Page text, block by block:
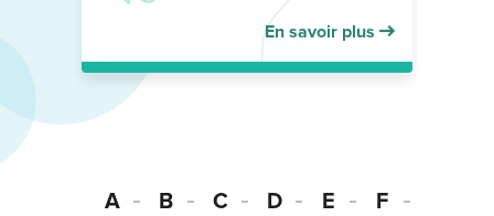
En savoir plus
A B C D E
F